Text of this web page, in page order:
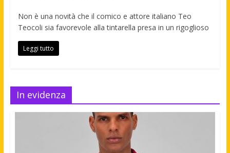
Non è una novità che il comico e attore italiano Teo
Teocoli sia favorevole alla tintarella presa in un rigoglioso
Leggi tutto
In evidenza